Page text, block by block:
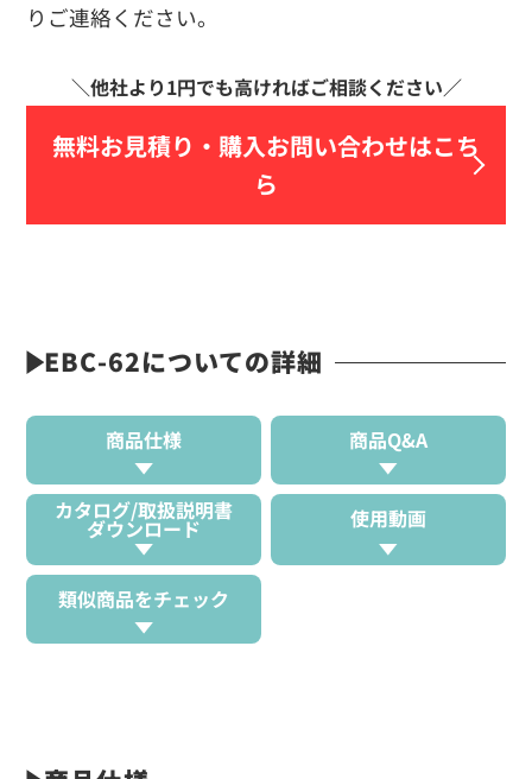
りご連絡ください。
無料お見積り・ 購入お問い合わせはこち
ら
EBC-62についての詳細
商品仕様 商品Q&A
カタログ/取扱説明書
ダウンロード 使用動画
類似商品をチェック